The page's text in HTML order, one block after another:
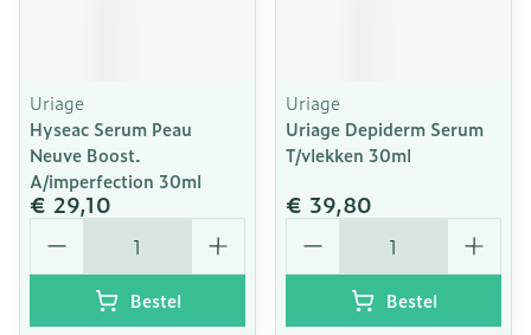
Uriage
Hyseac Serum Peau
Neuve Boost.
A/imperfection 30ml
€ 29,10
Aantal
Bestel
Uriage
Uriage Depiderm Serum
T/vlekken 30ml
€ 39,80
Aantal
Bestel